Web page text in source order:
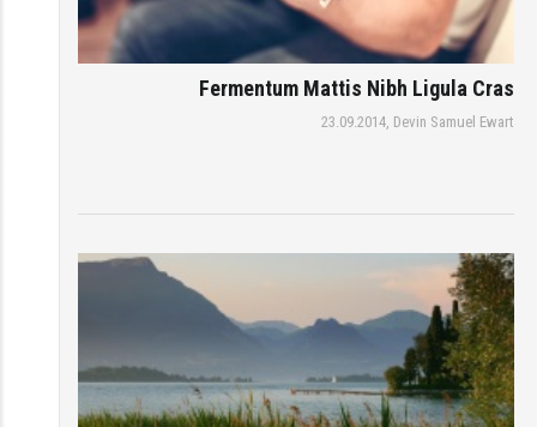
Fermentum Mattis Nibh Ligula Cras
23.09.2014, Devin Samuel Ewart